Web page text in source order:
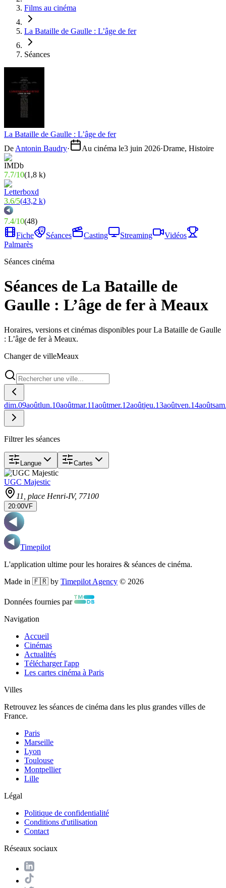
Films au cinéma
La Bataille de Gaulle : L’âge de fer
Séances
La Bataille de Gaulle : L’âge de fer
De Antonin Baudry· Au cinéma le3 juin 2026·Drame, Histoire
7.7/10(1,8 k)
3.6/5(43,2 k)
7.4/10(48)
Fiche
Séances Casting Streaming
Vidéos
Palmarès
Séances cinéma
Séances de La Bataille de
Gaulle : L’âge de fer à Meaux
Horaires, versions et cinémas disponibles pour La Bataille de Gaulle
: L’âge de fer à Meaux.
Changer de villeMeaux
dim.09aoûtlun.10aoûtmar.11aoûtmer.12aoûtjeu.13aoûtven.14août
Filtrer les séances
Langue Cartes
UGC Majestic
11, place Henri-IV, 77100
20:00VF
Timepilot
L'application ultime pour les horaires & séances de cinéma.
Made in 🇫🇷 by Timepilot Agency © 2026
Données fournies par
Navigation
Accueil
Cinémas
Actualités
Télécharger l'app
Les cartes cinéma à Paris
Villes
Retrouvez les séances de cinéma dans les plus grandes villes de
France.
Paris
Marseille
Lyon
Toulouse
Montpellier
Lille
Légal
Politique de confidentialité
Conditions d'utilisation
Contact
Réseaux sociaux